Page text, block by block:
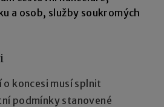
a osob, služby soukromých
koncesi musí splnit
podmínky stanovené